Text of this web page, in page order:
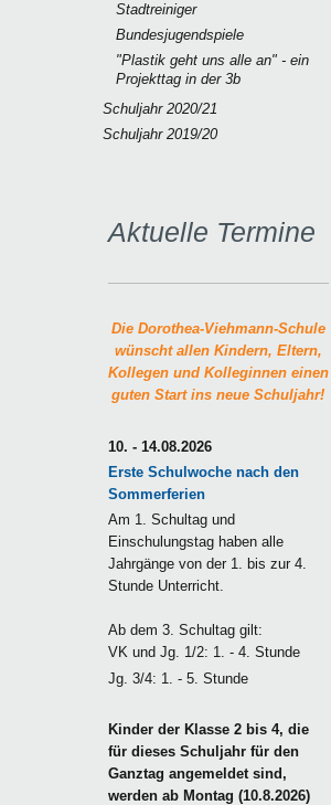
Stadtreiniger
Bundesjugendspiele
"Plastik geht uns alle an" - ein
Projekttag in der 3b
Schuljahr 2020/21
Schuljahr 2019/20
Aktuelle Termine
Die Dorothea-Viehmann-Schule
wünscht allen Kindern, Eltern,
Kollegen und Kolleginnen einen
guten Start ins neue Schuljahr!
10. - 14.08.2026
Erste Schulwoche nach den
Sommerferien
Am 1. Schultag und
Einschulungstag haben alle
Jahrgänge von der 1. bis zur 4.
Stunde Unterricht.
Ab dem 3. Schultag gilt:
VK und Jg. 1/2: 1. - 4. Stunde
Jg. 3/4: 1. - 5. Stunde
Kinder der Klasse 2 bis 4, die
für dieses Schuljahr für den
Ganztag angemeldet sind,
werden ab Montag (10.8.2026)